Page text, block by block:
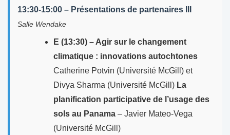
13:30-15:00 – Présentations de partenaires III
Salle Wendake
E (13:30) – Agir sur le changement
climatique : innovations autochtones
Catherine Potvin (Université McGill) et
Divya Sharma (Université McGill) La
planification participative de l’usage des
sols au Panama – Javier Mateo-Vega
(Université McGill)